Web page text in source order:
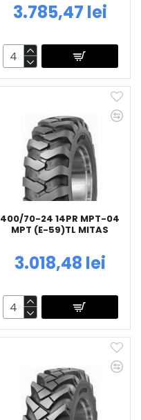
3.785,47 lei
400/70-24 14PR MPT-04
MPT (E-59)TL MITAS
3.018,48 lei